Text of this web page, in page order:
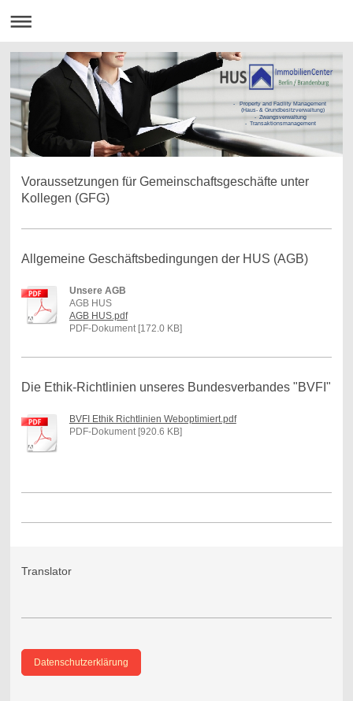
- Property and Facility Management
(Haus- & Grundbesitzverwaltung)
- Zwangsverwaltung
- Transaktionsmanagement
Voraussetzungen für Gemeinschaftsgeschäfte unter
Kollegen (GFG)
Allgemeine Geschäftsbedingungen der HUS (AGB)
Unsere AGB
AGB HUS
AGB HUS.pdf
PDF-Dokument [172.0 KB]
Die Ethik-Richtlinien unseres Bundesverbandes "BVFI"
BVFI Ethik Richtlinien Weboptimiert.pdf
PDF-Dokument [920.6 KB]
Translator
Datenschutzerklärung